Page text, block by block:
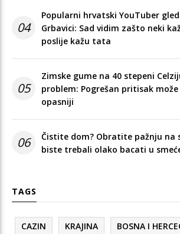
04
Popularni hrvatski YouTuber
Grbavici: Sad vidim zašto neki
poslije kažu tata
05
Zimske gume na 40 stepeni
problem: Pogrešan pritisak
opasniji
06
Čistite dom? Obratite pažnju na
biste trebali olako bacati u
TAGS
CAZIN KRAJINA BOSNA I